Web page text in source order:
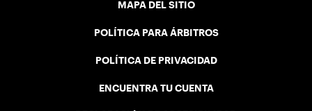
MAPA DEL SITIO
POLÍTICA PARA ÁRBITROS
POLÍTICA DE PRIVACIDAD
ENCUENTRA TU CUENTA